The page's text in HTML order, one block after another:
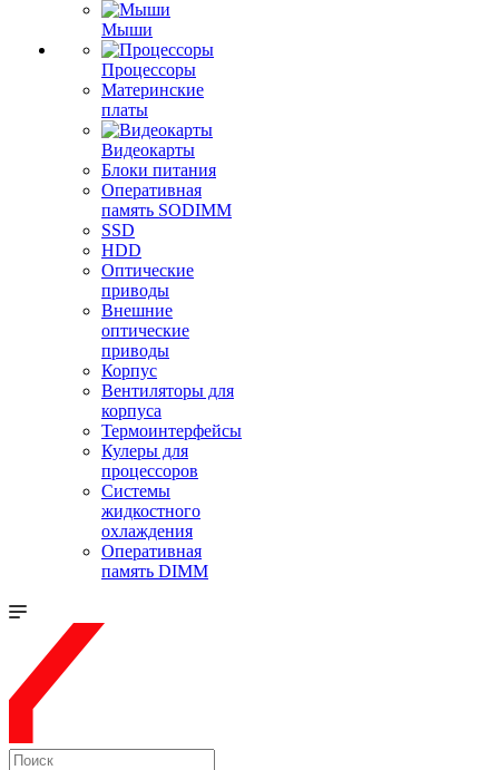
Мыши
Процессоры
Материнские
платы
Видеокарты
Блоки питания
Оперативная
память SODIMM
SSD
HDD
Оптические
приводы
Внешние
оптические
приводы
Корпус
Вентиляторы для
корпуса
Термоинтерфейсы
Кулеры для
процессоров
Системы
жидкостного
охлаждения
Оперативная
память DIMM